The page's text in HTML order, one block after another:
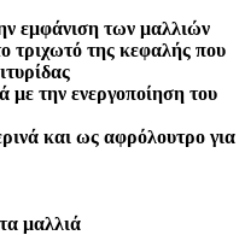
εμφάνιση των μαλλιών
τριχωτό της κεφαλής που
με την ενεργοποίηση του
και ως αφρόλουτρο για
μαλλιά